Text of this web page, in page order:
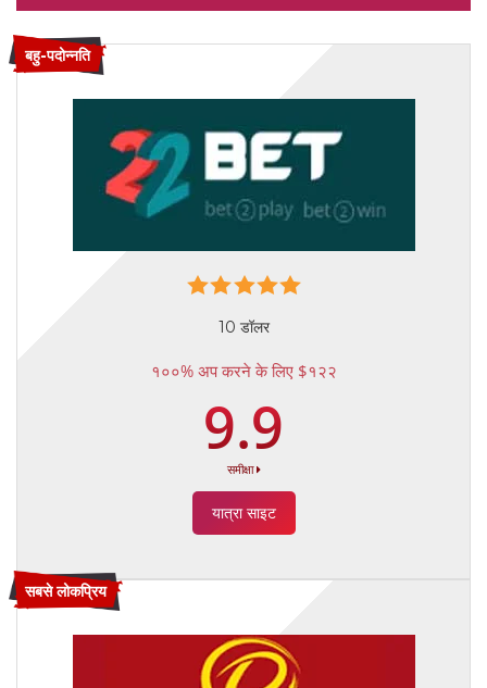
बहु-पदोन्नति
10 डॉलर
१००% अप करने के लिए $१२२
9.9
समीक्षा
यात्रा साइट
सबसे लोकप्रिय